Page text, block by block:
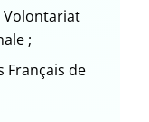
;
Français de